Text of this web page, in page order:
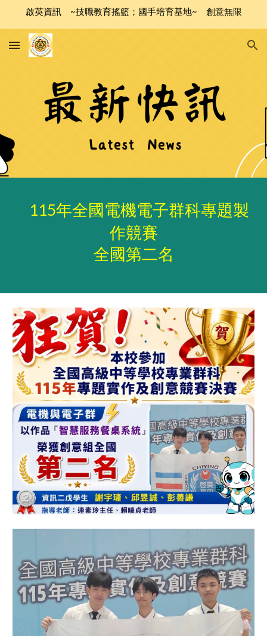
啟英資訊 ~技職教育搖籃；國手培育基地~ 創意無限
115年全國電機電子群科專題製
作競賽
全國第二名